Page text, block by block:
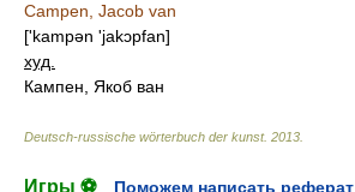
Campen, Jacob van
['kampən 'jakɔpfan]
худ.
Кампен, Якоб ван
Deutsch-russische wörterbuch der kunst. 2013
Игры ⚽
Поможем написать реферат